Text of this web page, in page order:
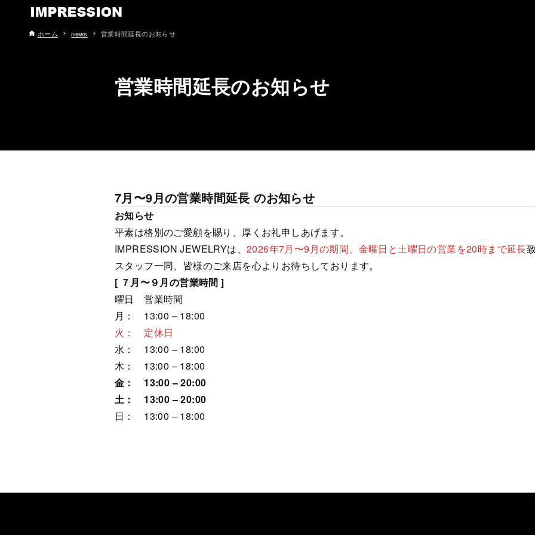
ホーム news 営業時間延長のお知らせ
営業時間延長のお知らせ
7月〜9月の営業時間延長 のお知らせ
お知らせ
平素は格別のご愛顧を賜り、厚くお礼申しあげます。
IMPRESSION JEWELRYは、 2026年7月〜9月の期間、金曜日と土曜日の営業を20時まで延長
スタッフ一同、皆様のご来店を心よりお待ちしております。
[ ７月〜９月の営業時間 ]
曜日 営業時間
月： 13:00 – 18:00
火： 定休日
水： 13:00 – 18:00
木： 13:00 – 18:00
金： 13:00 – 20:00
土： 13:00 – 20:00
日： 13:00 – 18:00